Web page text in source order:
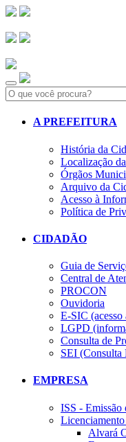
Search:
A PREFEITURA
História da
Localização
Órgãos
Arquivo da
Acesso à
Política de
CIDADÃO
Guia de
Central de
PROCON
Ouvidoria
E-SIC
LGPD
Consulta de
SEI (Consulta
EMPRESA
ISS - Emissão
Alvará